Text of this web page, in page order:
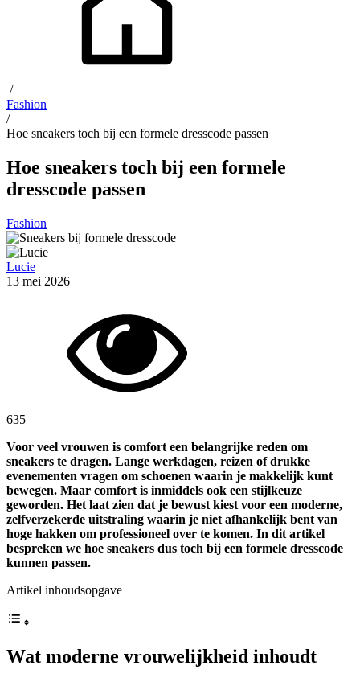
/
Fashion
/
Hoe sneakers toch bij een formele dresscode passen
Hoe sneakers toch bij een formele
dresscode passen
Fashion
Lucie
13 mei 2026
635
Voor veel vrouwen is comfort een belangrijke reden om
sneakers te dragen. Lange werkdagen, reizen of drukke
evenementen vragen om schoenen waarin je makkelijk kunt
bewegen. Maar comfort is inmiddels ook een stijlkeuze
geworden. Het laat zien dat je bewust kiest voor een moderne,
zelfverzekerde uitstraling waarin je niet afhankelijk bent van
hoge hakken om professioneel over te komen. In dit artikel
bespreken we hoe sneakers dus toch bij een formele dresscode
kunnen passen.
Artikel inhoudsopgave
Wat moderne vrouwelijkheid inhoudt